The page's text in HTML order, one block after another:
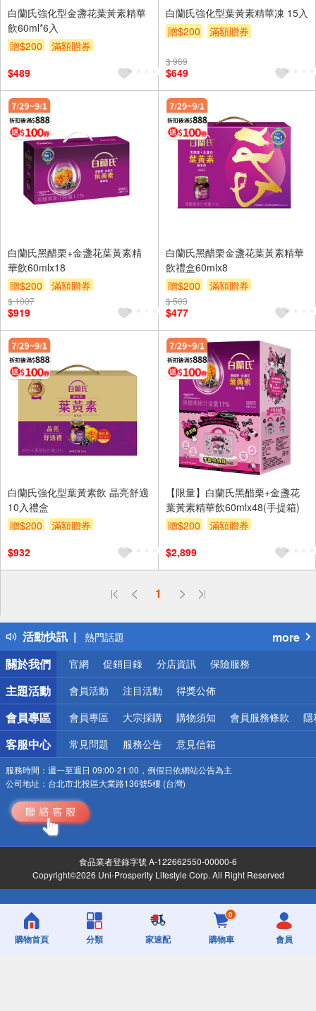
白蘭氏強化型金盞花葉黃素精華
飲60ml*6入
贈$200
滿額贈券
$489
白蘭氏強化型葉黃素精華凍 15入
贈$200
滿額贈券
$ 969
$649
白蘭氏黑醋栗+金盞花葉黃素精
華飲60mlx18
贈$200
滿額贈券
$ 1007
$919
白蘭氏黑醋栗金盞花葉黃素精華
飲禮盒60mlx8
贈$200
滿額贈券
$ 503
$477
白蘭氏強化型葉黃素飲 晶亮舒適
10入禮盒
贈$200
滿額贈券
$932
【限量】白蘭氏黑醋栗+金盞花
葉黃素精華飲60mlx48(手提箱)
贈$200
滿額贈券
$2,899
1
活動快訊
偏遠地區配送
得獎公告
熱門話題
銀行優惠
偏遠地區配送
詐騙網頁！請小心！
more
關於我們
官網 促銷目錄 分店資訊 保險服務
主題活動 會員活動 注目活動 得獎公佈
會員專區 會員專區 大宗採購 購物須知 會員服務條款 隱
客服中心 常見問題 服務公告 意見信箱
服務時間： 週一至週日 09:00-21:00，例假日依網站公告為主
公司地址： 台北市北投區大業路136號5樓 (台灣)
食品業者登錄字號 A-122662550-00000-6
Copyright©2026 Uni-Prosperity Lifestyle Corp. All Right Reserved
購物首頁 分類 家速配
0
購物車 會員